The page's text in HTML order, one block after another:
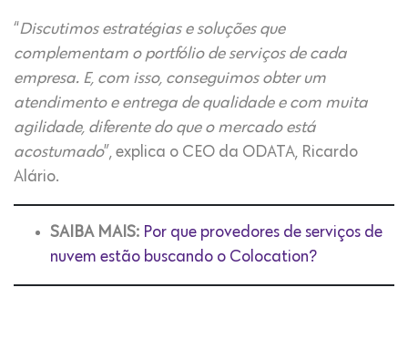
“Discutimos estratégias e soluções que
complementam o portfólio de serviços de cada
empresa. E, com isso, conseguimos obter um
atendimento e entrega de qualidade e com muita
agilidade, diferente do que o mercado está
acostumado”, explica o CEO da ODATA, Ricardo
Alário.
SAIBA MAIS: Por que provedores de serviços de
nuvem estão buscando o Colocation?